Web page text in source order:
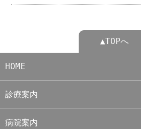
▲TOPへ
HOME
診療案内
病院案内